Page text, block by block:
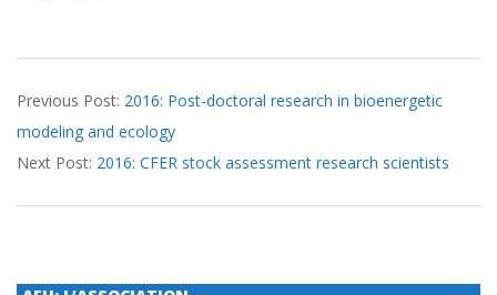
09-
28
Previous Post: 2016: Post-doctoral research in bioenergetic
modeling and ecology
Next Post: 2016: CFER stock assessment research scientists